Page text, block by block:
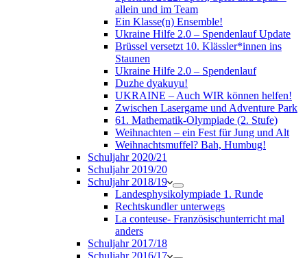
allein und im Team
Ein Klasse(n) Ensemble!
Ukraine Hilfe 2.0 – Spendenlauf Update
Brüssel versetzt 10. Klässler*innen ins
Staunen
Ukraine Hilfe 2.0 – Spendenlauf
Duzhe dyakuyu!
UKRAINE – Auch WIR können helfen!
Zwischen Lasergame und Adventure Park
61. Mathematik-Olympiade (2. Stufe)
Weihnachten – ein Fest für Jung und Alt
Weihnachtsmuffel? Bah, Humbug!
Schuljahr 2020/21
Schuljahr 2019/20
Schuljahr 2018/19
Landesphysikolympiade 1. Runde
Rechtskundler unterwegs
La conteuse- Französischunterricht mal
anders
Schuljahr 2017/18